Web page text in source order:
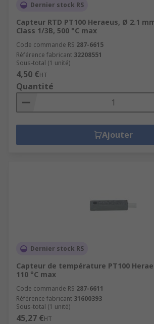
Dernier stock RS
Capteur RTD PT100 Heraeus, Ø 2.1
Class 1/3B, 500 °C max
Code commande RS 287-6615
Référence fabricant 32208551
Sous-total (1 unité)
4,50 €HT
Quantité
Ajouter
Dernier stock RS
Capteur de température PT100
110 °C max
Code commande RS 287-6611
Référence fabricant 31600393
Sous-total (1 unité)
45,27 €HT